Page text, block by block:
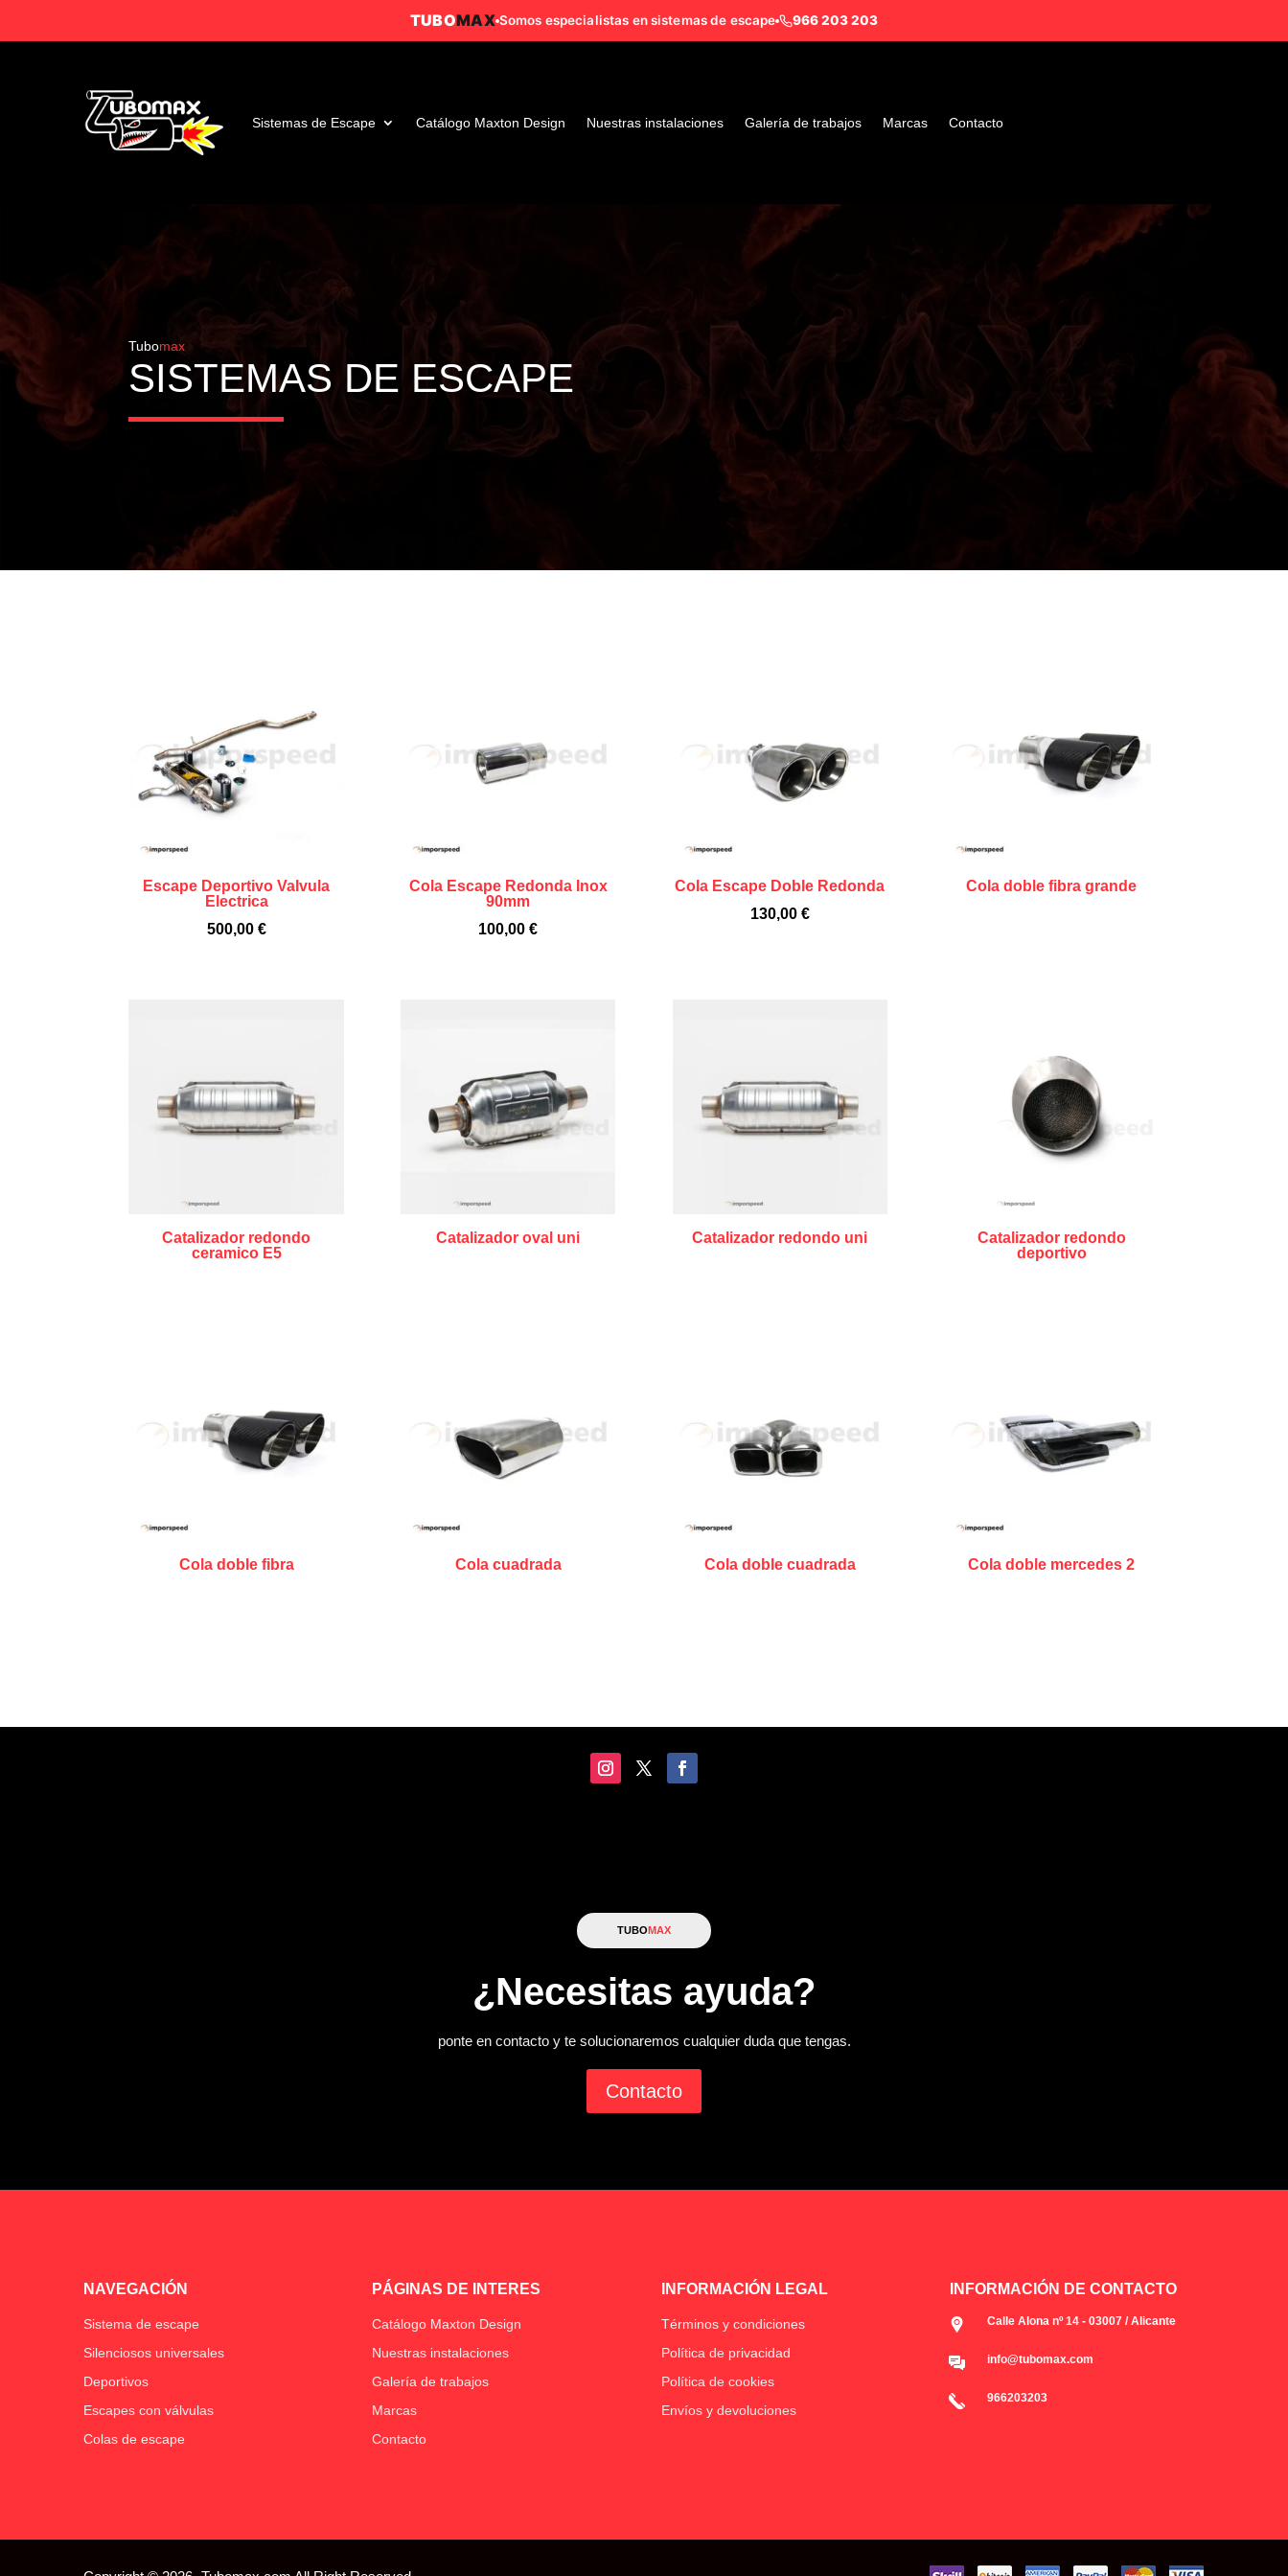
TUBOMAX Somos especialistas en sistemas de escape 966 203 203
Sistemas de Escape Catálogo Maxton Design Nuestras instalaciones Galería de trabajos Marcas Contacto
Tubomax
SISTEMAS DE ESCAPE
Escape Deportivo Valvula
Electrica
500,00 €
Cola Escape Redonda Inox
90mm
100,00€
Cola Escape Doble Redonda
130,00 €
Cola doble fibra grande
Catalizador redondo
ceramico E5
Catalizador oval uni Catalizador redondo uni
Catalizador redondo
deportivo
Cola doble fibra Cola cuadrada Cola doble cuadrada Cola doble mercedes 2
TUBOMAX
¿Necesitas ayuda?
ponte en contacto y te solucionaremos cualquier duda que tengas.
Contacto
NAVEGACIÓN
Sistema de escape
Silenciosos universales
Deportivos
Escapes con válvulas
Colas de escape
PÁGINAS DE INTERES
Catálogo Maxton Design
Nuestras instalaciones
Galería de trabajos
Marcas
Contacto
INFORMACIÓN LEGAL
Términos y condiciones
Política de privacidad
Política de cookies
Envíos y devoluciones
INFORMACIÓN DE CONTACTO
Calle Alona nº 14 - 03007 / Alicante
info@tubomax.com
966203203